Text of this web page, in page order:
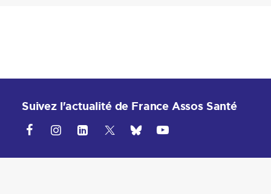
Suivez l'actualité de France Assos Santé